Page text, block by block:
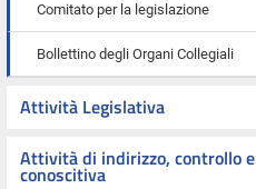
Comitato per la legislazione
Bollettino degli Organi Collegiali
Attività Legislativa
Attività di indirizzo, controllo e
conoscitiva